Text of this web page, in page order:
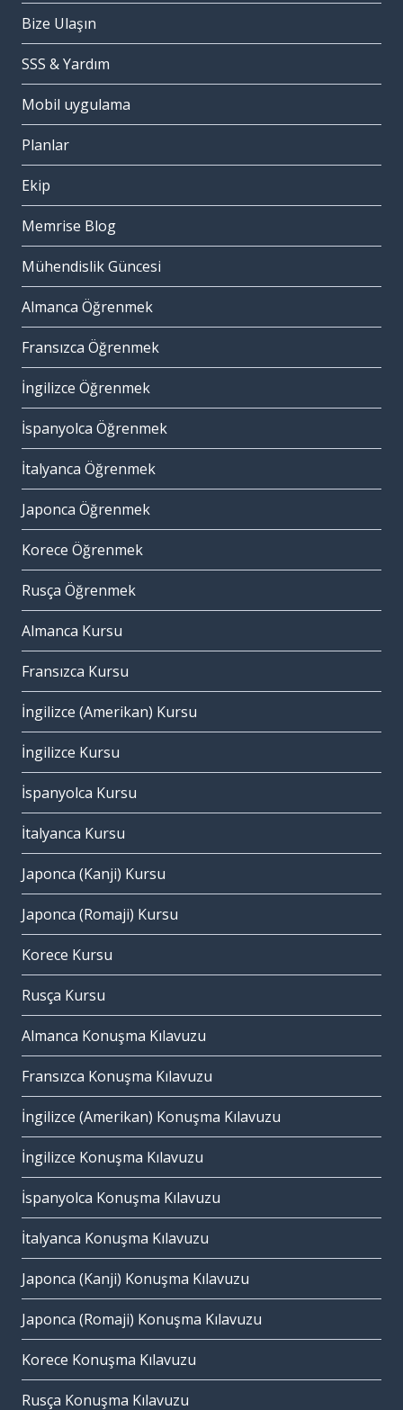
Bize Ulaşın
SSS & Yardım
Mobil uygulama
Planlar
Ekip
Memrise Blog
Mühendislik Güncesi
Almanca Öğrenmek
Fransızca Öğrenmek
İngilizce Öğrenmek
İspanyolca Öğrenmek
İtalyanca Öğrenmek
Japonca Öğrenmek
Korece Öğrenmek
Rusça Öğrenmek
Almanca Kursu
Fransızca Kursu
İngilizce (Amerikan) Kursu
İngilizce Kursu
İspanyolca Kursu
İtalyanca Kursu
Japonca (Kanji) Kursu
Japonca (Romaji) Kursu
Korece Kursu
Rusça Kursu
Almanca Konuşma Kılavuzu
Fransızca Konuşma Kılavuzu
İngilizce (Amerikan) Konuşma Kılavuzu
İngilizce Konuşma Kılavuzu
İspanyolca Konuşma Kılavuzu
İtalyanca Konuşma Kılavuzu
Japonca (Kanji) Konuşma Kılavuzu
Japonca (Romaji) Konuşma Kılavuzu
Korece Konuşma Kılavuzu
Rusça Konuşma Kılavuzu